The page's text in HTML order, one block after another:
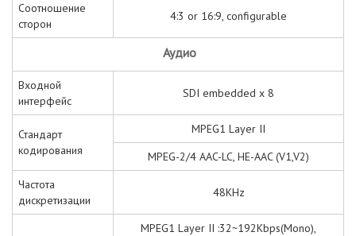
Соотношение
сторон
4:3 or 16:9, configurable
Аудио
Входной
интерфейс
SDI embedded x 8
Стандарт
кодирования
MPEG1 Layer II
MPEG-2/4 AAC-LC, HE-AAC (V1,V2)
Частота
дискретизации
48KHz
MPEG1 Layer II :32~192Kbps(Mono),